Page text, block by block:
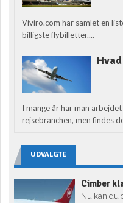
Viviro.com har samlet en
billigste flybilletter....
I mange år har man
rejsebranchen, men findes
UDVALGTE
Cimber
Nu kan du